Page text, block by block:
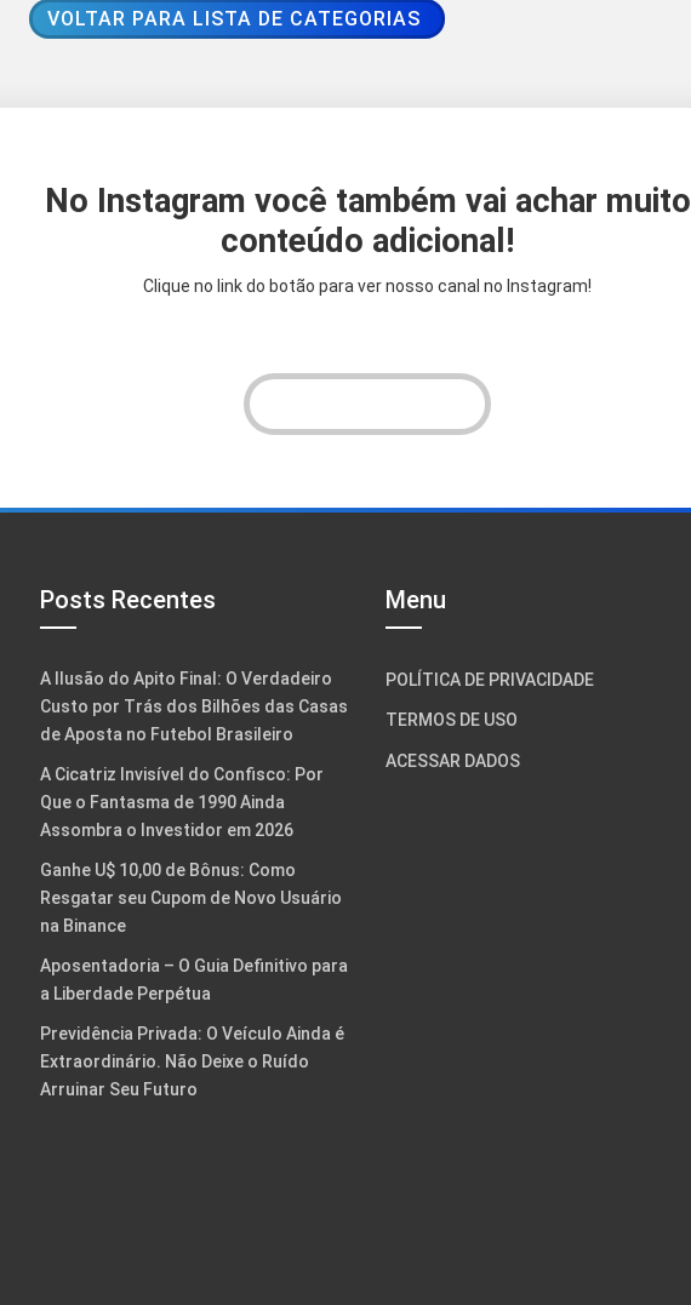
VOLTAR PARA LISTA DE CATEGORIAS
No Instagram você também vai achar muito
conteúdo adicional!
Clique no link do botão para ver nosso canal no Instagram!
Posts Recentes
A Ilusão do Apito Final: O Verdadeiro
Custo por Trás dos Bilhões das Casas
de Aposta no Futebol Brasileiro
A Cicatriz Invisível do Confisco: Por
Que o Fantasma de 1990 Ainda
Assombra o Investidor em 2026
Ganhe U$ 10,00 de Bônus: Como
Resgatar seu Cupom de Novo Usuário
na Binance
Aposentadoria – O Guia Definitivo para
a Liberdade Perpétua
Previdência Privada: O Veículo Ainda é
Extraordinário. Não Deixe o Ruído
Arruinar Seu Futuro
Menu
POLÍTICA DE PRIVACIDADE
TERMOS DE USO
ACESSAR DADOS